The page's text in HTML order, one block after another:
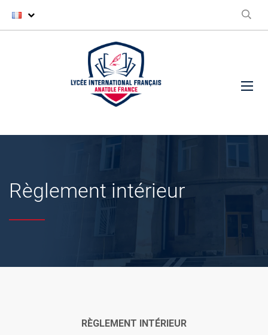
Règlement intérieur
RÈGLEMENT INTÉRIEUR